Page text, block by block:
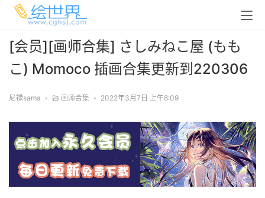
[会员][画师合集] さしみねこ屋 (もも
こ) Momoco 插画合集更新到220306
尼禄sama • 画师合集 • 2022年3月7日 上午8:09